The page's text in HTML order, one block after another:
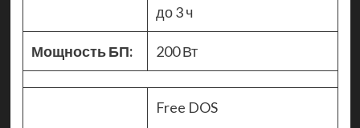
до 3 ч
Мощность БП: 200 Вт
Free DOS